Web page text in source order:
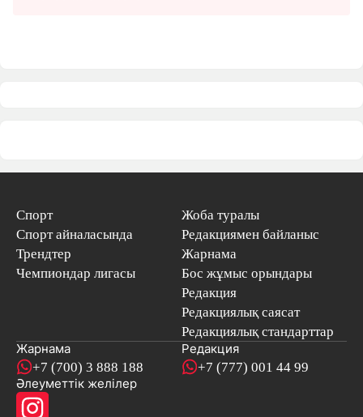
Спорт
Спорт айналасында
Трендтер
Чемпиондар лигасы
Жоба туралы
Редакциямен байланыс
Жарнама
Бос жұмыс орындары
Редакция
Редакциялық саясат
Редакциялық стандарттар
Жарнама
+7 (700) 3 888 188
Редакция
+7 (777) 001 44 99
Әлеуметтік желілер